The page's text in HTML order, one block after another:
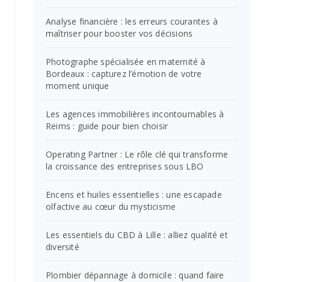
Analyse financière : les erreurs courantes à
maîtriser pour booster vos décisions
Photographe spécialisée en maternité à
Bordeaux : capturez l’émotion de votre
moment unique
Les agences immobilières incontournables à
Reims : guide pour bien choisir
Operating Partner : Le rôle clé qui transforme
la croissance des entreprises sous LBO
Encens et huiles essentielles : une escapade
olfactive au cœur du mysticisme
Les essentiels du CBD à Lille : alliez qualité et
diversité
Plombier dépannage à domicile : quand faire